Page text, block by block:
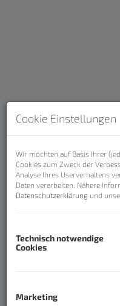
Beschreibung
tolle Lage - top
Richtung Inn
deutschen Grenze
Cookie Einstellungen
Wir möchten auf Basis Ihrer
Cookies zum Zweck der
Analyse Ihres Userverhaltens
Daten verarbeiten. Nähere
Datenschutzerklärung und
Technisch notwendige
Cookies
Marketing